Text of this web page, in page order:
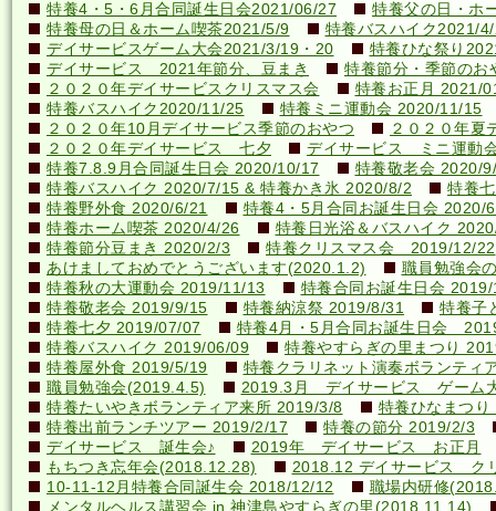
特養4・5・6月合同誕生日会2021/06/27
特養父の日・ホ
特養母の日＆ホーム喫茶2021/5/9
特養バスハイク2021/
デイサービスゲーム大会2021/3/19・20
特養ひな祭り
デイサービス 2021年節分、豆まき
特養節分・季節の
２０２０年デイサービスクリスマス会
特養お正月 2021/
特養バスハイク2020/11/25
特養ミニ運動会 2020/11/15
２０２０年10月デイサービス季節のおやつ
２０２０年夏
２０２０年デイサービス 七夕
デイサービス ミニ運動
特養7.8.9月合同誕生日会 2020/10/17
特養敬老会 2020/
特養バスハイク 2020/7/15 & 特養かき氷 2020/8/2
特養
特養野外食 2020/6/21
特養4・5月合同お誕生日会 2020/
特養ホーム喫茶 2020/4/26
特養日光浴＆バスハイク
特養節分豆まき 2020/2/3
特養クリスマス会 2019/12/22
あけましておめでとうございます(2020.1.2)
職員勉強会
特養秋の大運動会 2019/11/13
特養合同お誕生日会
特養敬老会 2019/9/15
特養納涼祭 2019/8/31
特養子
特養七夕 2019/07/07
特養4月・5月合同お誕生日会
特養バスハイク 2019/06/09
特養やすらぎの里まつり
特養屋外食 2019/5/19
特養クラリネット演奏ボランティ
職員勉強会(2019.4.5)
2019.3月 デイサービス ゲーム
特養たいやきボランティア来所 2019/3/8
特養ひなまつ
特養出前ランチツアー 2019/2/17
特養の節分 2019/2/3
デイサービス 誕生会♪
2019年 デイサービス お正月
もちつき忘年会(2018.12.28)
2018.12 デイサービス ク
10-11-12月特養合同誕生会 2018/12/12
職場内研修
メンタルヘルス講習会 in 神津島やすらぎの里(2018.11.14)